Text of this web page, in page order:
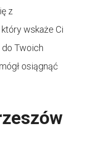
z
wskaże Ci
Twoich
osiągnąć